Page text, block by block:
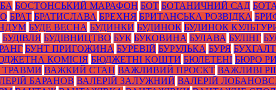
БОСТОНСЬКИЙ МАРАФОН БОТ БОТАНИЧНИЙ САД
БРАТ БРАТИСЛАВА БРЕХНЯ БРИТАНСЬКА РОЗВІДКА
БУДЕ ВЕСНА БУДИНКИ БУДИНОК БУДИНОК
БУДІВЛЯ БУДІВНИЦТВО БУК БУКОВИНА БУЛАВА БУЛІНГ
БУНТ ПРИГОЖИНА БУРЕВІЙ БУРУЛЬКА БУРЯ
КОМІСІЯ БЮДЖЕТНІ КОШТИ БЮЛЕТЕНІ БЮРО
ВАЖКИЙ СТАН ВАЖЛИВИЙ ПРОЄКТ ВАЖЛИВІ
БАРАНОВ ВАЛЕРІЙ ЗАЛУЖНИЙ ВАЛЕРІЙ